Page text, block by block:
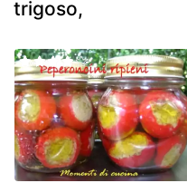
trigoso,